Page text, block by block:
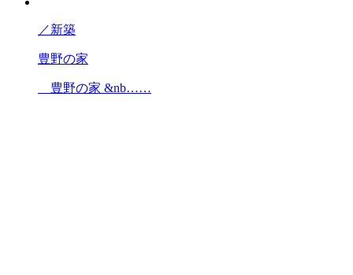
／新築
豊野の家
豊野の家 &nb……